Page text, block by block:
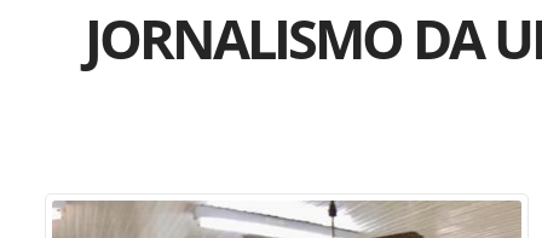
PROUNI
Saiba como ingressar na
URCAMP
Fale com um
JORNALISMO DA